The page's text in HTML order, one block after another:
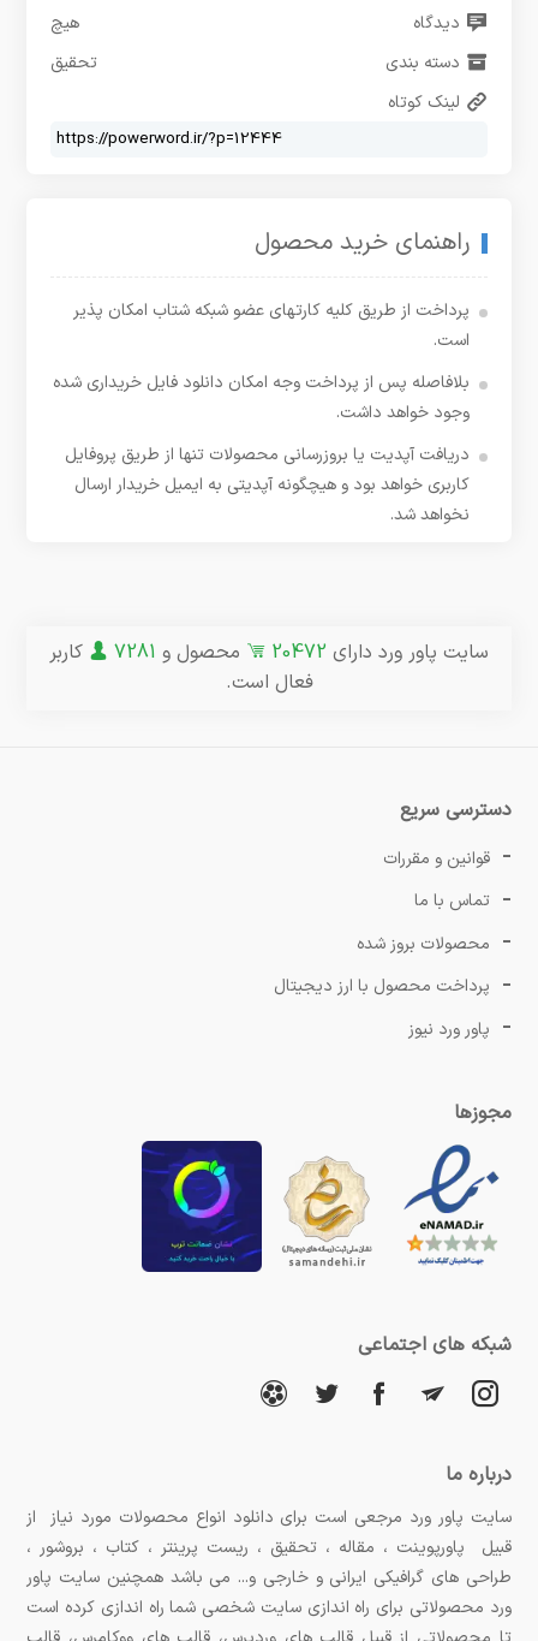
دیدگاه
هیچ
دسته بندی
تحقیق
لینک کوتاه
راهنمای خرید محصول
پرداخت از طریق کلیه کارتهای عضو شبکه شتاب امکان پذیر
است.
بلافاصله پس از پرداخت وجه امکان دانلود فایل خریداری شده
وجود خواهد داشت.
دریافت آپدیت یا بروزرسانی محصولات تنها از طریق پروفایل
کاربری خواهد بود و هیچگونه آپدیتی به ایمیل خریدار ارسال
نخواهد شد.
سایت پاور ورد دارای 20472 محصول و 7281
کاربر
فعال است.
دسترسی سریع
قوانین و مقررات
تماس با ما
محصولات بروز شده
پرداخت محصول با ارز دیجیتال
پاور ورد نیوز
مجوزها
شبکه های اجتماعی
درباره ما
سایت پاور ورد مرجعی است برای دانلود انواع محصولات مورد نیاز از
قبیل پاورپوینت ، مقاله ، تحقیق ، ریست پرینتر ، کتاب ، بروشور ،
طراحی های گرافیکی ایرانی و خارجی و... می باشد همچنین سایت پاور
ورد محصولاتی برای راه اندازی سایت شخصی شما راه اندازی کرده است